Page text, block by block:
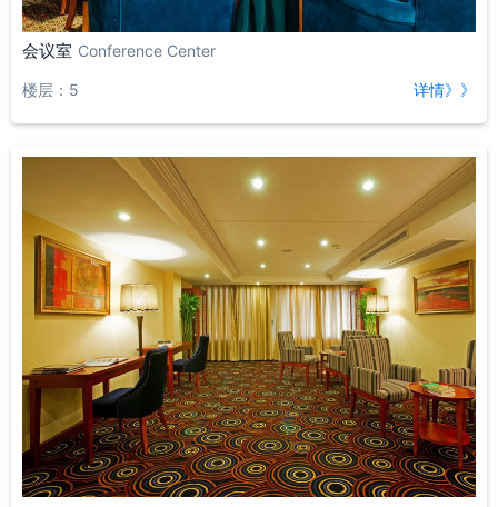
会议室 Conference Center
楼层：5 详情》》